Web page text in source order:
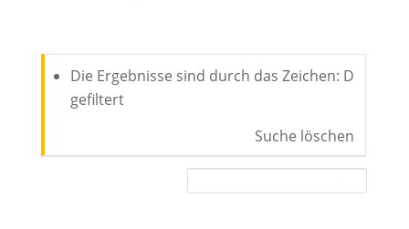
Die Ergebnisse sind durch das Zeichen: D
gefiltert
Suche löschen